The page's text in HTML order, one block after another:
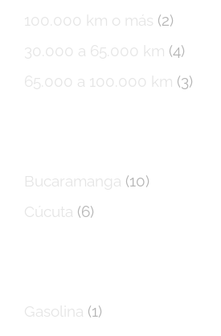
100.000 km o más (2)
30.000 a 65.000 km (4)
65.000 a 100.000 km (3)
Bucaramanga (10)
Cúcuta (6)
Gasolina (1)